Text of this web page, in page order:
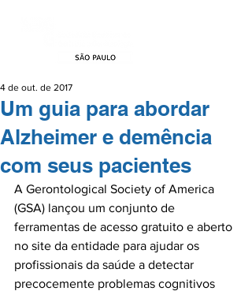
Um guia para abordar
Alzheimer e demência
com seus pacientes
4 de out. de 2017
A Gerontological Society of America
(GSA) lançou um conjunto de
ferramentas de acesso gratuito e aberto
no site da entidade para ajudar os
profissionais da saúde a detectar
precocemente problemas cognitivos